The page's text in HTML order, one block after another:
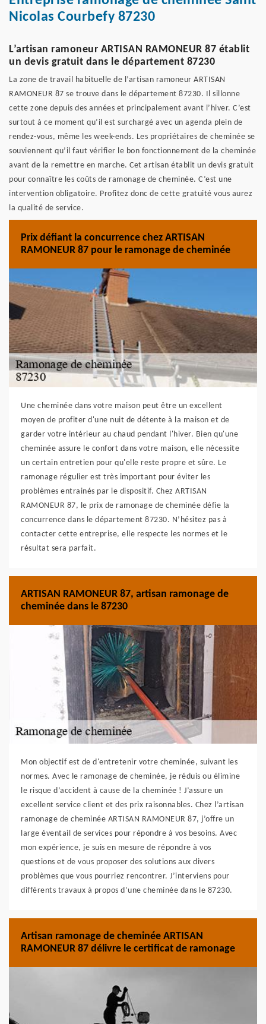
Nicolas Courbefy 87230
L’artisan ramoneur ARTISAN RAMONEUR 87 établit
un devis gratuit dans le département 87230
La zone de travail habituelle de l’artisan ramoneur ARTISAN
RAMONEUR 87 se trouve dans le département 87230. Il sillonne
cette zone depuis des années et principalement avant l’hiver. C’est
surtout à ce moment qu’il est surchargé avec un agenda plein de
rendez-vous, même les week-ends. Les propriétaires de cheminée se
souviennent qu’il faut vérifier le bon fonctionnement de la cheminée
avant de la remettre en marche. Cet artisan établit un devis gratuit
pour connaître les coûts de ramonage de cheminée. C’est une
intervention obligatoire. Profitez donc de cette gratuité vous aurez
la qualité de service.
Prix défiant la concurrence chez ARTISAN
RAMONEUR 87 pour le ramonage de cheminée
Une cheminée dans votre maison peut être un excellent
moyen de profiter d'une nuit de détente à la maison et de
garder votre intérieur au chaud pendant l'hiver. Bien qu'une
cheminée assure le confort dans votre maison, elle nécessite
un certain entretien pour qu'elle reste propre et sûre. Le
ramonage régulier est très important pour éviter les
problèmes entrainés par le dispositif. Chez ARTISAN
RAMONEUR 87, le prix de ramonage de cheminée défie la
concurrence dans le département 87230. N’hésitez pas à
contacter cette entreprise, elle respecte les normes et le
résultat sera parfait.
ARTISAN RAMONEUR 87, artisan ramonage de
cheminée dans le 87230
Mon objectif est de d'entretenir votre cheminée, suivant les
normes. Avec le ramonage de cheminée, je réduis ou élimine
le risque d’accident à cause de la cheminée ! J’assure un
excellent service client et des prix raisonnables. Chez l’artisan
ramonage de cheminée ARTISAN RAMONEUR 87, j’offre un
large éventail de services pour répondre à vos besoins. Avec
mon expérience, je suis en mesure de répondre à vos
questions et de vous proposer des solutions aux divers
problèmes que vous pourriez rencontrer. J’interviens pour
différents travaux à propos d’une cheminée dans le 87230.
Artisan ramonage de cheminée ARTISAN
RAMONEUR 87 délivre le certificat de ramonage